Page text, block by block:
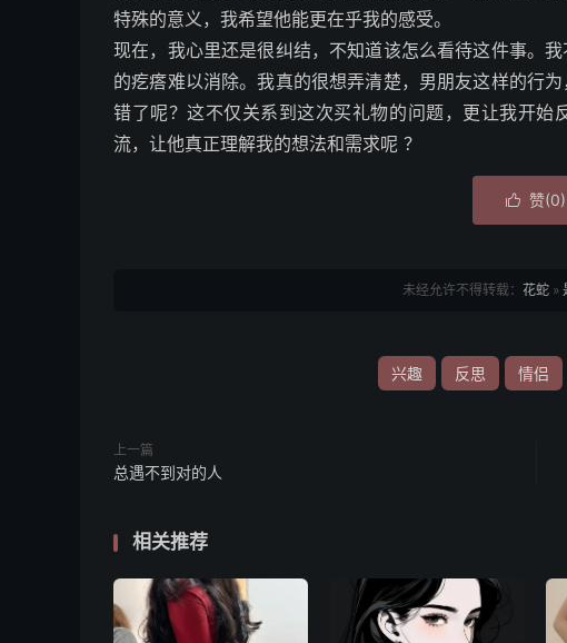
特殊的意义，我希望他能更在乎我的感受。
现在，我心里还是很纠结，不知道该怎么看待这件事。
的疙瘩难以消除。我真的很想弄清楚，男朋友这样的行
错了呢？这不仅关系到这次买礼物的问题，更让我开
流，让他真正理解我的想法和需求呢 ？
 赞(0)
未经允许不得转载： 花蛇 »
兴趣 反思 情侣
上一篇
总遇不到对的人
相关推荐